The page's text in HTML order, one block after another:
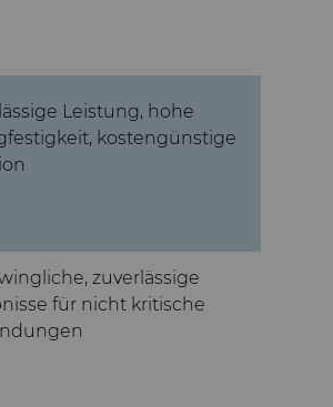
Leistung, hohe
kostengünstige
zuverlässige
für nicht kritische